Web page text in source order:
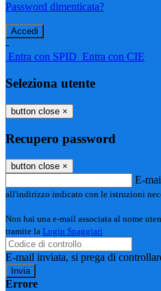
Password dimenticata?
-
Entra con SPID Entra con CIE
Seleziona utente
button close ×
Recupero password
button close ×
E-
all'indirizzo indicato con le istruzioni
Non hai una e-mail associata al nome
tramite la Login Spaggiari
E-mail inviata, si prega di
Errore